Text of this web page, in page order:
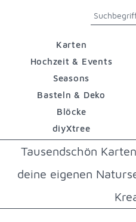
Karten
Hochzeit & Events
Seasons
Basteln & Deko
Blöcke
diyXtree
Tausendschön
deine eigenen